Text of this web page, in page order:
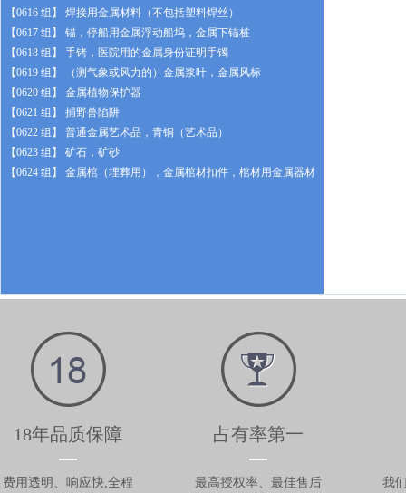
【0616 组】 焊接用金属材料（不包括塑料焊丝）
【0617 组】 锚，停船用金属浮动船坞，金属下锚桩
【0618 组】 手铐，医院用的金属身份证明手镯
【0619 组】 （测气象或风力的）金属浆叶，金属风标
【0620 组】 金属植物保护器
【0621 组】 捕野兽陷阱
【0622 组】 普通金属艺术品，青铜（艺术品）
【0623 组】 矿石，矿砂
【0624 组】 金属棺（埋葬用），金属棺材扣件，棺材用金属器材
18年品质保障
费用透明、响应快,全程
占有率第一
最高授权率、最佳售后
我